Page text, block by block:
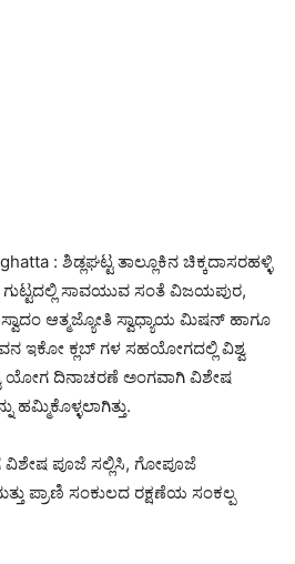
: ಶಿಡ್ಲಘಟ್ಟ ತಾಲ್ಲೂಕಿನ ಚಿಕ್ಕದಾಸರಹಳ್ಳಿ
ಗುಟ್ಟದಲ್ಲಿ ಸಾವಯುವ ಸಂತೆ ವಿಜಯಪುರ,
ಆತ್ಮಜ್ಯೋತಿ ಸ್ವಾಧ್ಯಾಯ ಮಿಷನ್ ಹಾಗೂ
ಇಕೋ ಕ್ಲಬ್‌ ಗಳ ಸಹಯೋಗದಲ್ಲಿ ವಿಶ್ವ
ಯೋಗ ದಿನಾಚರಣೆ ಅಂಗವಾಗಿ ವಿಶೇಷ
ಹಮ್ಮಿಕೊಳ್ಳಲಾಗಿತ್ತು.
ವಿಶೇಷ ಪೂಜೆ ಸಲ್ಲಿಸಿ, ಗೋಪೂಜೆ
ಪ್ರಾಣಿ ಸಂಕುಲದ ರಕ್ಷಣೆಯ ಸಂಕಲ್ಪ